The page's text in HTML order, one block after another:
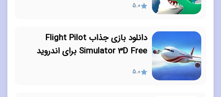
5.0
دانلود بازی جذاب Flight Pilot
Simulator 3D Free برای اندروید
5.0